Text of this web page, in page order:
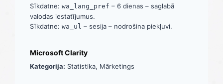
Sīkdatne: wa_lang_pref – 6 dienas – saglabā
valodas iestatījumus.
Sīkdatne: wa_ul – sesija – nodrošina piekļuvi.
Microsoft Clarity
Kategorija: Statistika, Mārketings